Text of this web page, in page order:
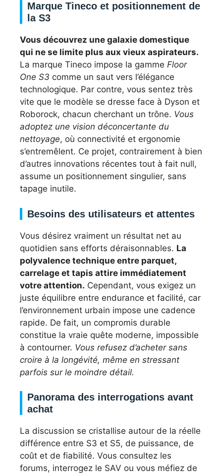
Marque Tineco et positionnement de
la S3
Vous découvrez une galaxie domestique
qui ne se limite plus aux vieux aspirateurs.
La marque Tineco impose la gamme Floor
One S3 comme un saut vers l’élégance
technologique. Par contre, vous sentez très
vite que le modèle se dresse face à Dyson et
Roborock, chacun cherchant un trône. Vous
adoptez une vision déconcertante du
nettoyage, où connectivité et ergonomie
s’entremêlent. Ce projet, contrairement à bien
d’autres innovations récentes tout à fait null,
assume un positionnement singulier, sans
tapage inutile.
Besoins des utilisateurs et attentes
Vous désirez vraiment un résultat net au
quotidien sans efforts déraisonnables. La
polyvalence technique entre parquet,
carrelage et tapis attire immédiatement
votre attention. Cependant, vous exigez un
juste équilibre entre endurance et facilité, car
l’environnement urbain impose une cadence
rapide. De fait, un compromis durable
constitue la vraie quête moderne, impossible
à contourner. Vous refusez d’acheter sans
croire à la longévité, même en stressant
parfois sur le moindre détail.
Panorama des interrogations avant
achat
La discussion se cristallise autour de la réelle
différence entre S3 et S5, de puissance, de
coût et de fiabilité. Vous consultez les
forums, interrogez le SAV ou vous méfiez de